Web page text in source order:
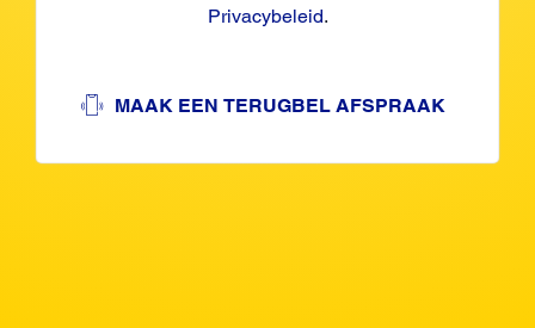
Privacybeleid.
MAAK EEN TERUGBEL AFSPRAAK